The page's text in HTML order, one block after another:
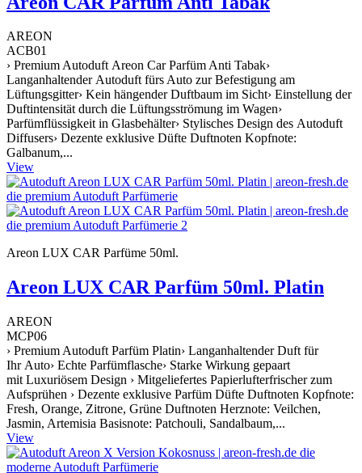
AREON
ACB01
› Premium Autoduft Areon Car Parfüm Anti Tabak›
Langanhaltender Autoduft fürs Auto zur Befestigung am
Lüftungsgitter› Kein hängender Duftbaum im Sicht› Einstellung der
Duftintensität durch die Lüftungsströmung im Wagen›
Parfümflüssigkeit in Glasbehälter› Stylisches Design des Autoduft
Diffusers› Dezente exklusive Düfte Duftnoten Kopfnote:
Galbanum,...
View
Areon LUX CAR Parfüme 50ml.
Areon LUX CAR Parfüm 50ml. Platin
AREON
MCP06
› Premium Autoduft Parfüm Platin› Langanhaltender Duft für
Ihr Auto› Echte Parfümflasche› Starke Wirkung gepaart
mit Luxuriösem Design › Mitgeliefertes Papierlufterfrischer zum
Aufsprühen › Dezente exklusive Parfüm Düfte Duftnoten Kopfnote:
Fresh, Orange, Zitrone, Grüne Duftnoten Herznote: Veilchen,
Jasmin, Artemisia Basisnote: Patchouli, Sandalbaum,...
View